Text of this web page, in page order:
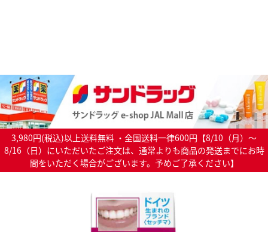
3,980円(税込)以上送料無料 ・全国送料一律600円【8/10（月）～
8/16（日）にいただいたご注文は、通常よりも商品の発送までにお時
間をいただく場合がございます。予めご了承ください】